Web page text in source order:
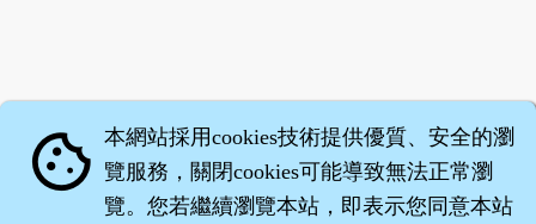
cookie 本網站採用cookies技術提供優質、安全的瀏
覽服務，關閉cookies可能導致無法正常瀏
覽。您若繼續瀏覽本站，即表示您同意本站